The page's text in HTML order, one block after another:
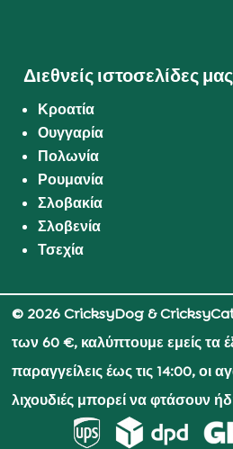
Διεθνείς ιστοσελίδες μας
Κροατία
Ουγγαρία
Πολωνία
Ρουμανία
Σλοβακία
Σλοβενία
Τσεχία
© 2026 CricksyDog &
των 60 €, καλύπτουμε εμείς τα
παραγγείλεις έως τις 14:00, οι
λιχουδιές μπορεί να φτάσουν